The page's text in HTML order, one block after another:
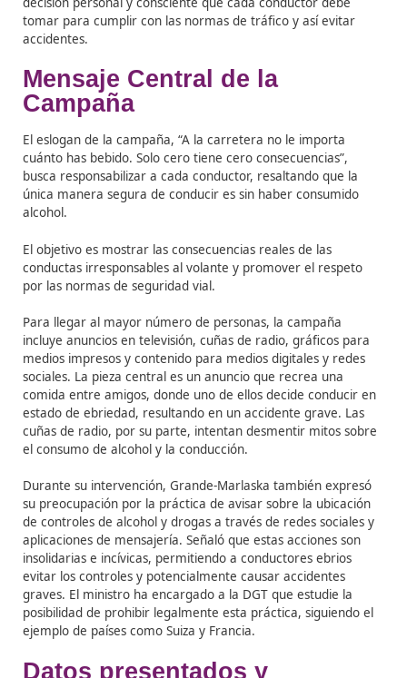
Observatorio de Seguridad Vial; y el general Tomás
jefe de la Agrupación de Tráfico de la Guardia Civil.
Grande-Marlaska destacó que el alcohol y las drogas
continúan siendo uno de los principales problemas
seguridad vial en España y Europa. La nueva campaña
DGT subraya los riesgos de conducir bajo la influencia
estas sustancias, enfatizando que la seguridad vial es
decisión personal y consciente que cada conductor
tomar para cumplir con las normas de tráfico y así
Mensaje Central de la
Campaña
El eslogan de la campaña, “A la carretera no le
cuánto has bebido. Solo cero tiene cero
busca responsabilizar a cada conductor, resaltando
única manera segura de conducir es sin haber
alcohol.
conductas irresponsables al volante y promover el
por las normas de seguridad vial.
Para llegar al mayor número de personas, la campaña
incluye anuncios en televisión, cuñas de radio, gráficos
medios impresos y contenido para medios digitales y
sociales. La pieza central es un anuncio que recrea una
comida entre amigos, donde uno de ellos decide
estado de ebriedad, resultando en un accidente grave.